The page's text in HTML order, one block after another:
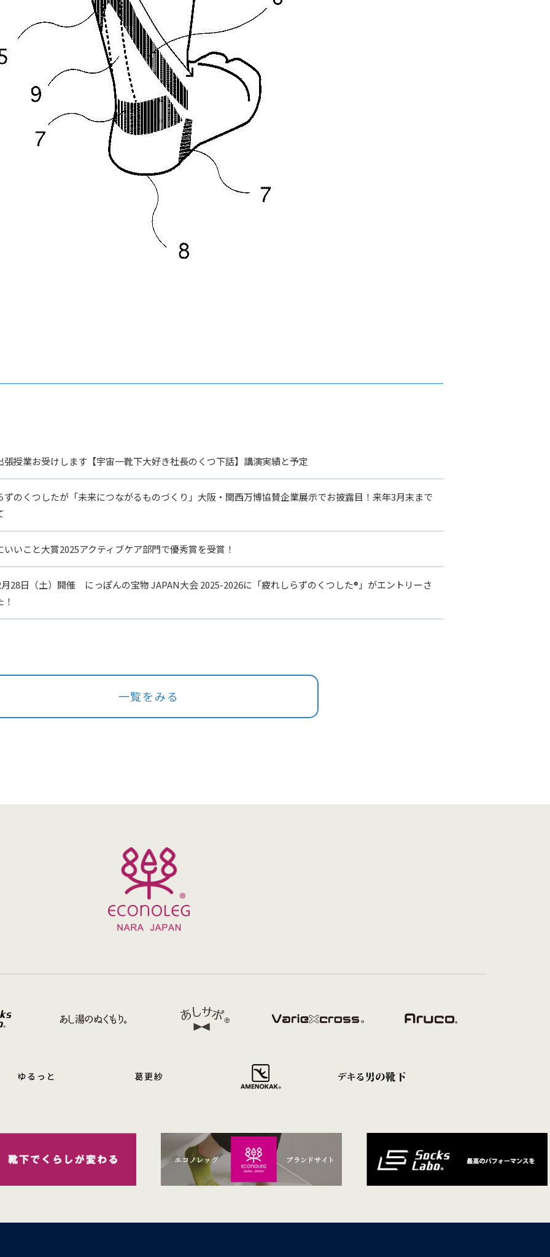
張授業お受けします【宇宙一靴下大好き社長のくつ下話】講演実績と予定
ずのくつしたが「未来につながるものづくり」大阪・関西万博協賛企業展示でお披露目！来年3月末まで
いいこと大賞2025アクティブケア部門で優秀賞を受賞！
28日（土）開催 にっぽんの宝物 JAPAN大会 2025-2026に「疲れしらずのくつした®」がエントリーさ
一覧をみる